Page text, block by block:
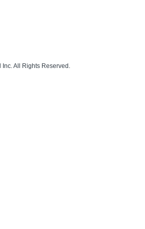
All Rights Reserved.